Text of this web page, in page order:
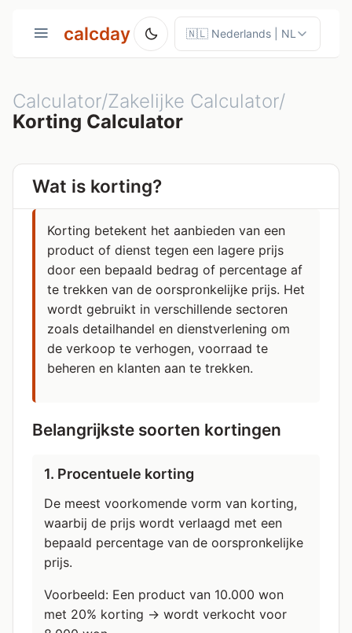
calcday
Calculator/Zakelijke Calculator/
Korting Calculator
Wat is korting?
Korting betekent het aanbieden van een
product of dienst tegen een lagere prijs
door een bepaald bedrag of percentage af
te trekken van de oorspronkelijke prijs. Het
wordt gebruikt in verschillende sectoren
zoals detailhandel en dienstverlening om
de verkoop te verhogen, voorraad te
beheren en klanten aan te trekken.
Belangrijkste soorten kortingen
1. Procentuele korting
De meest voorkomende vorm van korting,
waarbij de prijs wordt verlaagd met een
bepaald percentage van de oorspronkelijke
prijs.
Voorbeeld: Een product van 10.000 won
met 20% korting → wordt verkocht voor